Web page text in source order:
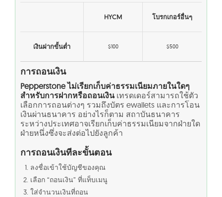
HYCM โบรกเกอร์อื่นๆ
เงินฝากขั้นต่ำ $100 $500
การถอนเงิน
Pepperstone ไม่เรียกเก็บค่าธรรมเนียมภายในใดๆ
สำหรับการฝากหรือถอนเงินเทรดเดอร์สามารถใช้ตัว
เลือกการถอนต่างๆ รวมถึงบัตร ewallets และการโอน
เงินผ่านธนาคาร อย่างไรก็ตาม สถาบันธนาคาร
ระหว่างประเทศอาจเรียกเก็บค่าธรรมเนียมจากฝ่ายใด
ฝ่ายหนึ่งซึ่งจะส่งต่อไปยังลูกค้า
การถอนเงินทีละขั้นตอน
ลงชื่อเข้าใช้บัญชีของคุณ
เลือก “ถอนเงิน” ที่แท็บเมนู
ใส่จำนวนเงินที่ถอน